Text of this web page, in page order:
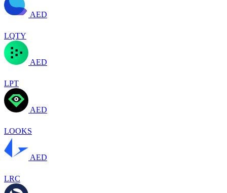
AED
LQTY
AED
LPT
AED
LOOKS
AED
LRC